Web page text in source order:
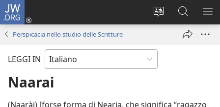
JW.ORG
Modificare
Accedi
(apre
finestra)
Cerca
in
JW.ORG
Perspicacia nello studio delle Scritture
LEGGI IN
Naarai
(Naarài) [forse forma di Nearia, che significa “ragazzo